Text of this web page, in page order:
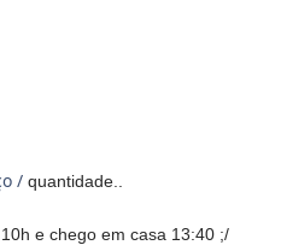
/ quantidade..
e chego em casa 13:40 ;/